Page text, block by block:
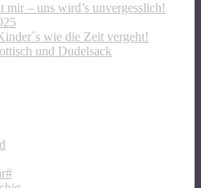
– uns wird’s unvergesslich!
wie die Zeit vergeht!
und Dudelsack